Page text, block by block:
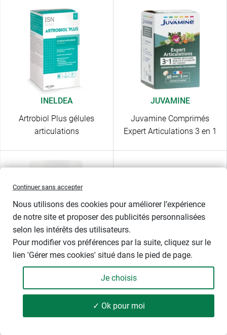
INELDEA
Artrobiol Plus gélules
articulations
JUVAMINE
Juvamine Comprimés
Expert Articulations 3 en 1
NUTERGIA
TILMAN
Continuer sans accepter
Nous utilisons des cookies pour améliorer l’expérience
de notre site et proposer des publicités personnalisées
selon les intérêts des utilisateurs.
Pour modifier vos préférences par la suite, cliquez sur le
lien 'Gérer mes cookies' situé dans le pied de page.
Je choisis
✓ Ok pour moi